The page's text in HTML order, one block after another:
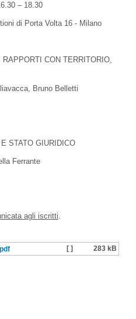
– 18.30
di Porta Volta 16 - Milano
CON TERRITORIO,
Bruno Belletti
STATO GIURIDICO
Ferrante
agli iscritti.
[ ] 283 kB